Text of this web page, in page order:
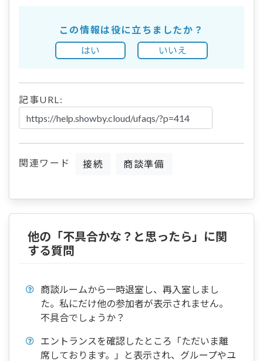
この情報は役に立ちましたか？
はい
いいえ
記事URL:
関連ワード 接続 商談準備
他の「不具合かな？と思ったら」に関
する質問
商談ルームから一時退室し、再入室しまし
た。私にだけ他の参加者が表示されません。
不具合でしょうか？
エントランスを確認したところ「ただいま離
席しております。」と表示され、グループやユ